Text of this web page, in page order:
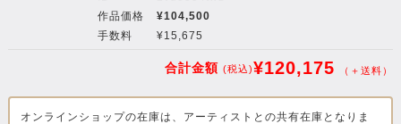
作品価格
¥104,500
手数料
¥15,675
合計金額 (税込)¥120,175 （＋送料）
オンラインショップの在庫は、アーティストとの共有在庫となりま